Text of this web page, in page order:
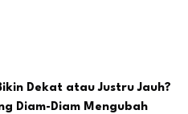
Dekat atau Justru Jauh?
Diam-Diam Mengubah